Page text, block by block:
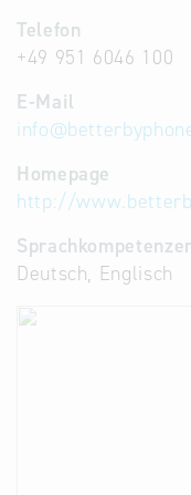
Telefon
+49 951 6046 100
E-Mail
info@
Homepage
http://
Deutsch, Englisch